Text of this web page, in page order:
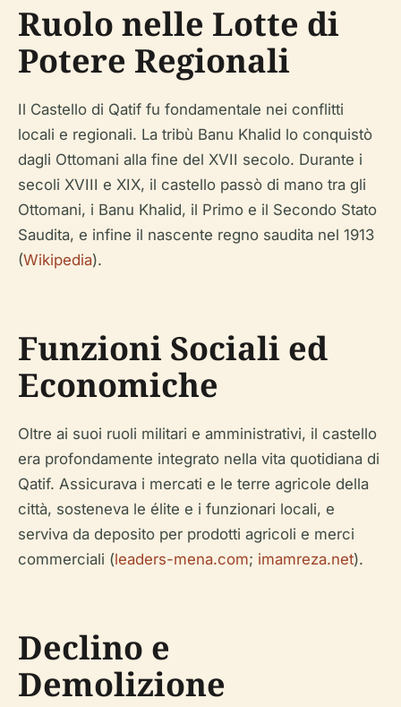
Ruolo nelle Lotte di
Potere Regionali
Il Castello di Qatif fu fondamentale nei conflitti
locali e regionali. La tribù Banu Khalid lo conquistò
dagli Ottomani alla fine del XVII secolo. Durante i
secoli XVIII e XIX, il castello passò di mano tra gli
Ottomani, i Banu Khalid, il Primo e il Secondo Stato
Saudita, e infine il nascente regno saudita nel 1913
(Wikipedia).
Funzioni Sociali ed
Economiche
Oltre ai suoi ruoli militari e amministrativi, il castello
era profondamente integrato nella vita quotidiana di
Qatif. Assicurava i mercati e le terre agricole della
città, sosteneva le élite e i funzionari locali, e
serviva da deposito per prodotti agricoli e merci
commerciali (leaders-mena.com; imamreza.net).
Declino e
Demolizione